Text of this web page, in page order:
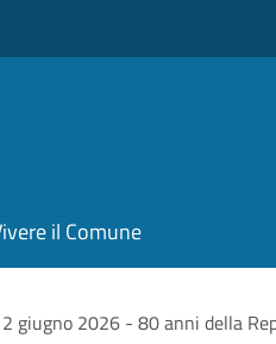
il Comune
2 giugno 2026 - 80 anni della